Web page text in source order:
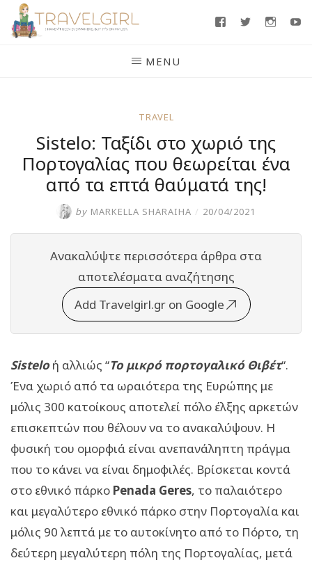
Skip
FacebookTwitter
MENU
TRAVEL
Sistelo: Ταξίδι στο χωριό της
Πορτογαλίας που θεωρείται ένα
από τα επτά θαύματά της!
by MARKELLA SHARAIHA / 20/04/2021
Ανακαλύψτε περισσότερα άρθρα στα
αποτελέσματα αναζήτησης
Add Travelgirl.gr on Google
Sistelοή αλλιώς “Το μικρό πορτογαλικό Θιβέτ“.
Ένα χωριό από τα ωραιότερα της Ευρώπης με
μόλις 300 κατοίκους αποτελεί πόλο έλξης αρκετών
επισκεπτών που θέλουν να το ανακαλύψουν. Η
φυσική του ομορφιά είναι ανεπανάληπτη πράγμα
που το κάνει να είναι δημοφιλές. Βρίσκεται κοντά
στο εθνικό πάρκο Penada Geres, το παλαιότερο
και μεγαλύτερο εθνικό πάρκο στην Πορτογαλία και
μόλις 90 λεπτά με το αυτοκίνητο από το Πόρτο, τη
δεύτερη μεγαλύτερη πόλη της Πορτογαλίας, μετά